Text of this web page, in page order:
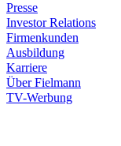
Presse
Investor Relations
Firmenkunden
Ausbildung
Karriere
Über Fielmann
TV-Werbung